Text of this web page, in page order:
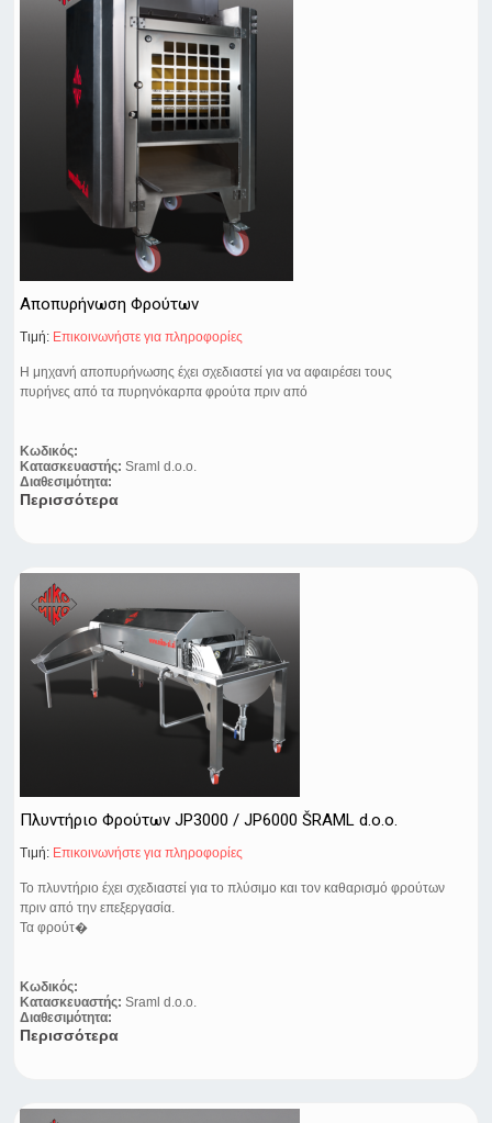
Αποπυρήνωση Φρούτων
Τιμή: Eπικοινωνήστε για πληροφορίες
Η μηχανή αποπυρήνωσης έχει σχεδιαστεί για να αφαιρέσει τους
πυρήνες από τα πυρηνόκαρπα φρούτα πριν από
Κωδικός:
Κατασκευαστής: Sraml d.o.o.
Διαθεσιμότητα:
Περισσότερα
Πλυντήριο Φρούτων JP3000 / JP6000 ŠRAML d.o.o.
Τιμή: Eπικοινωνήστε για πληροφορίες
Το πλυντήριο έχει σχεδιαστεί για το πλύσιμο και τον καθαρισμό φρούτων
πριν από την επεξεργασία.
Τα φρούτ�
Κωδικός:
Κατασκευαστής: Sraml d.o.o.
Διαθεσιμότητα:
Περισσότερα